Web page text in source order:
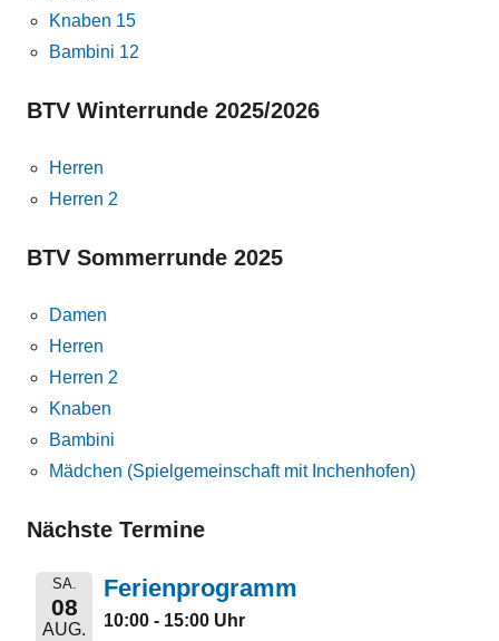
Knaben 15
Bambini 12
BTV Winterrunde 2025/2026
Herren
Herren 2
BTV Sommerrunde 2025
Damen
Herren
Herren 2
Knaben
Bambini
Mädchen (Spielgemeinschaft mit Inchenhofen)
Nächste Termine
SA.
08
AUG.
Ferienprogramm
10:00 - 15:00 Uhr